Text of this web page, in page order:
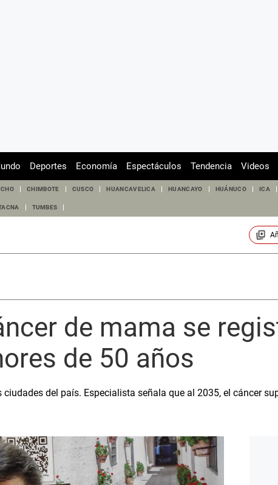
Deportes Economía Espectáculos Tendencia Videos
CHIMBOTE CUSCO HUANCAVELICA HUANCAYO HUÁNUCO ICA
TUMBES
de mama se
de 50 años
del país. Especialista señala que al 2035, el cáncer